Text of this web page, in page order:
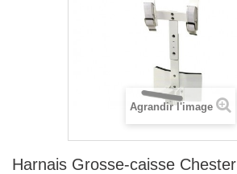
Agrandir l'image
Harnais Grosse-caisse Chester